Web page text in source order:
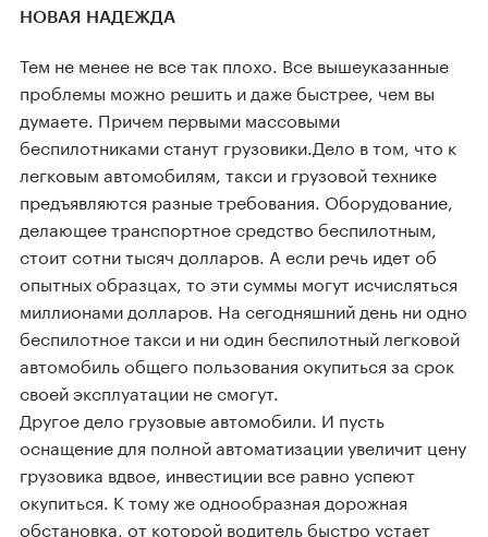
НОВАЯ НАДЕЖДА
Тем не менее не все так плохо. Все вышеуказанные
проблемы можно решить и даже быстрее, чем вы
думаете. Причем первыми массовыми
беспилотниками станут грузовики.Дело в том, что к
легковым автомобилям, такси и грузовой технике
предъявляются разные требования. Оборудование,
делающее транспортное средство беспилотным,
стоит сотни тысяч долларов. А если речь идет об
опытных образцах, то эти суммы могут исчисляться
миллионами долларов. На сегодняшний день ни одно
беспилотное такси и ни один беспилотный легковой
автомобиль общего пользования окупиться за срок
своей эксплуатации не смогут.
Другое дело грузовые автомобили. И пусть
оснащение для полной автоматизации увеличит цену
грузовика вдвое, инвестиции все равно успеют
окупиться. К тому же однообразная дорожная
обстановка, от которой водитель быстро устает